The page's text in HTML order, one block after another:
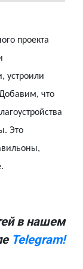
проекта
устроили
что
Это
в нашем
Telegram!